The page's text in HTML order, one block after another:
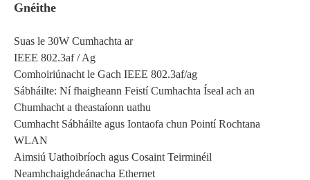
Gnéithe
Suas le 30W Cumhachta ar
IEEE 802.3af / Ag
Comhoiriúnacht le Gach IEEE 802.3af/ag
Sábháilte: Ní fhaigheann Feistí Cumhachta Íseal ach an
Chumhacht a theastaíonn uathu
Cumhacht Sábháilte agus Iontaofa chun Pointí Rochtana
WLAN
Aimsiú Uathoibríoch agus Cosaint Teirminéil
Neamhchaighdeánacha Ethernet